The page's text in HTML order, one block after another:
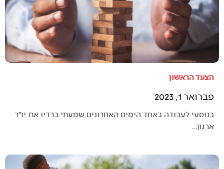
הצעד הראשון
פברואר 1, 2023
בנוסעי לעבודה באחד הימים האחרונים שמעתי ברדיו את יו״ר
ארגון…